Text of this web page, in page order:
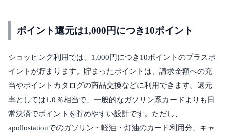
ポイント還元は1,000円につき10ポイント
ショッピング利用では、1,000円につき10ポイントのプラスポ
イントが貯まります。貯まったポイントは、請求金額への充
当やポイントカタログの商品交換などに利用できます。還元
率としては1.0％相当で、一般的なガソリン系カードよりも日
常決済でポイントを貯めやすい設計です。ただし、
apollostationでのガソリン・軽油・灯油のカード利用分、キャ